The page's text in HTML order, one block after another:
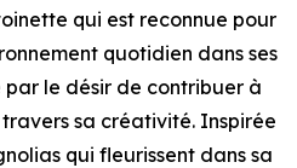
qui est reconnue pour
quotidien dans ses
le désir de contribuer à
sa créativité. Inspirée
qui fleurissent dans sa